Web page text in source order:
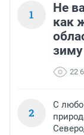
1
Не
как
зиму
22
2
С